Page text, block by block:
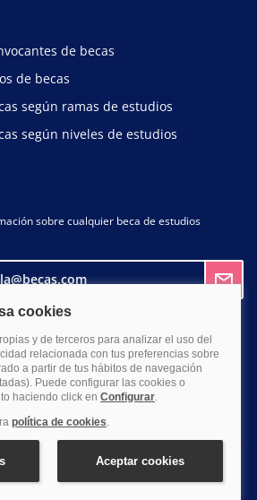
de becas
de becas
según ramas de estudios
según niveles de estudios
sobre cualquier beca de estudios